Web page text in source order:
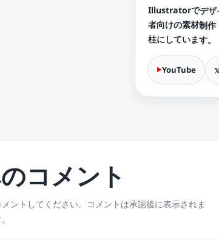
Illustratorでデザ
者向けの素材制
柱にしています。
YouTube
コメント
ントしてください。コメントは承認後に表示されま